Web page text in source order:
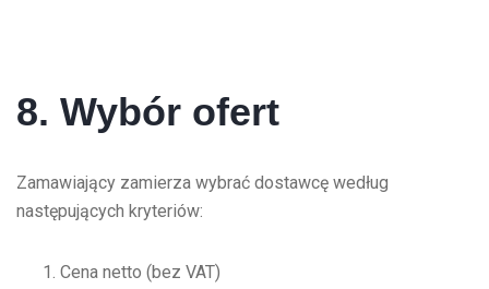
8. Wybór ofert
Zamawiający zamierza wybrać dostawcę według
następujących kryteriów:
Cena netto (bez VAT)